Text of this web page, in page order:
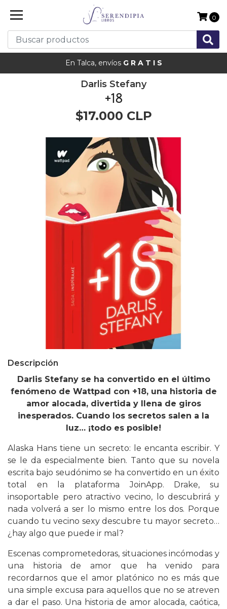
En Talca, envíos G R A T I S
0
Darlis Stefany
+18
$17.000 CLP
Descripción
Darlis Stefany se ha convertido en el último
fenómeno de Wattpad con +18, una historia de
amor alocada, divertida y llena de giros
inesperados. Cuando los secretos salen a la
luz… ¡todo es posible!
Alaska Hans tiene un secreto: le encanta escribir. Y
se le da especialmente bien. Tanto que su novela
escrita bajo seudónimo se ha convertido en un éxito
total en la plataforma JoinApp. Drake, su
insoportable pero atractivo vecino, lo descubrirá y
nada volverá a ser lo mismo entre los dos. Porque
cuando tu vecino sexy descubre tu mayor secreto…
¿hay algo que puede ir mal?
Escenas comprometedoras, situaciones incómodas y
una historia de amor que ha venido para
recordarnos que el amor platónico no es más que
una simple excusa para aquellos que no se atreven
a dar el paso. Una historia de amor alocada, caótica,